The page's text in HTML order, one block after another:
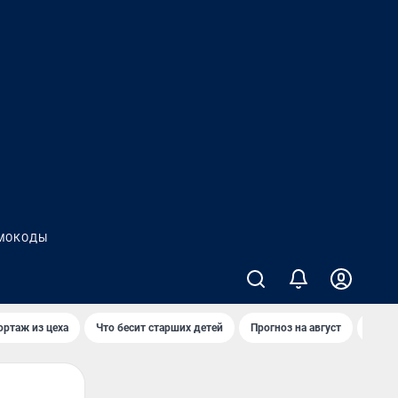
из цеха Что бесит старших детей Прогноз на август